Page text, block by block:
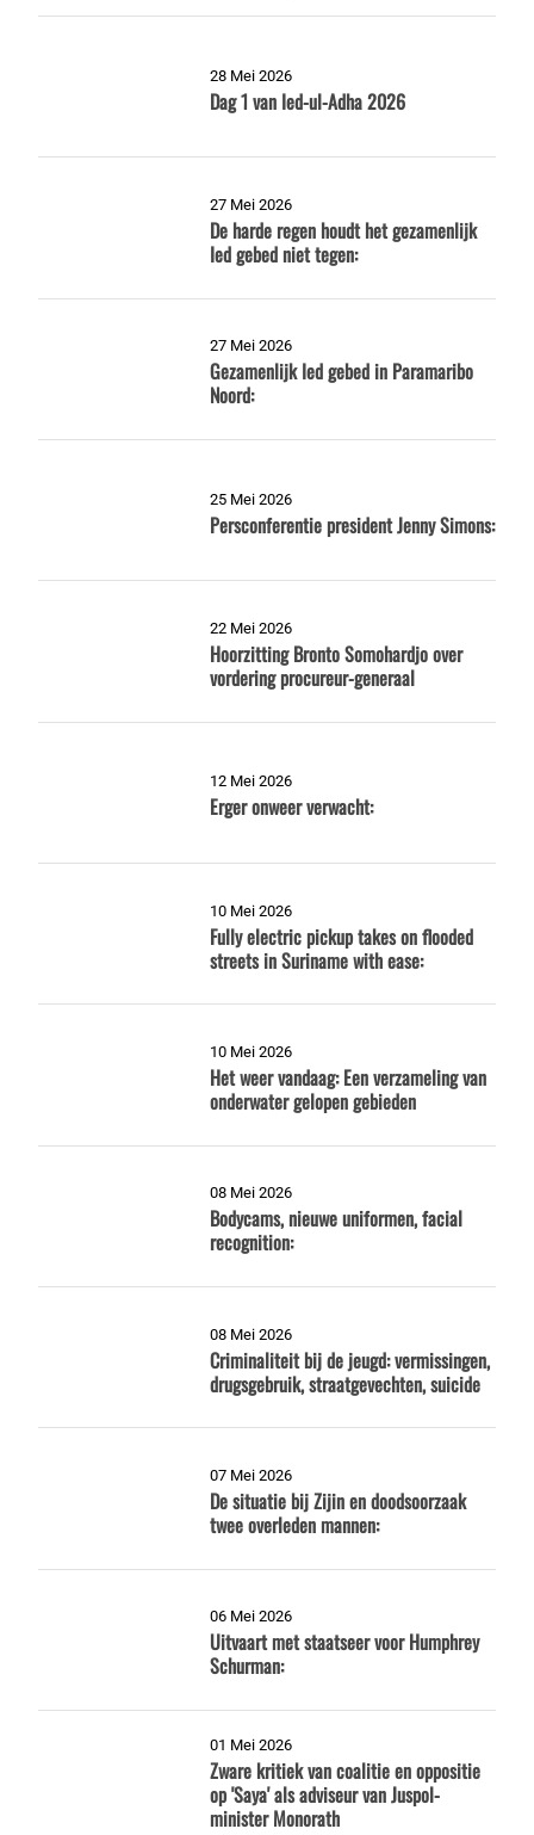
28 Mei 2026
Dag 1 van Ied-ul-Adha 2026
27 Mei 2026
De harde regen houdt het gezamenlijk
Ied gebed niet tegen:
27 Mei 2026
Gezamenlijk Ied gebed in Paramaribo
Noord:
25 Mei 2026
Persconferentie president Jenny Simons:
22 Mei 2026
Hoorzitting Bronto Somohardjo over
vordering procureur-generaal
12 Mei 2026
Erger onweer verwacht:
10 Mei 2026
Fully electric pickup takes on flooded
streets in Suriname with ease:
10 Mei 2026
Het weer vandaag: Een verzameling van
onderwater gelopen gebieden
08 Mei 2026
Bodycams, nieuwe uniformen, facial
recognition:
08 Mei 2026
Criminaliteit bij de jeugd: vermissingen,
drugsgebruik, straatgevechten, suicide
07 Mei 2026
De situatie bij Zijin en doodsoorzaak
twee overleden mannen:
06 Mei 2026
Uitvaart met staatseer voor Humphrey
Schurman:
01 Mei 2026
Zware kritiek van coalitie en oppositie
op 'Saya' als adviseur van Juspol-
minister Monorath